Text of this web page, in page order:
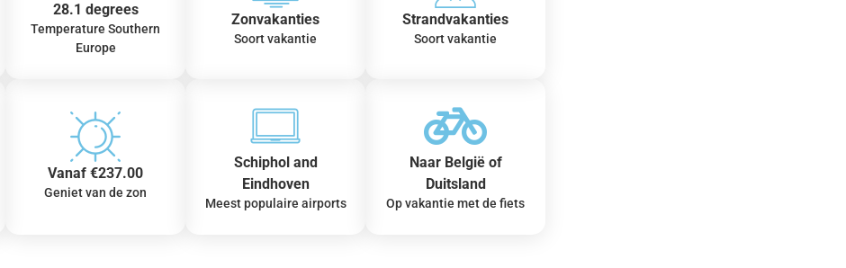
28.1 degrees
Temperature Southern
Europe
Zonvakanties
Soort vakantie
Strandvakanties
Soort vakantie
Vanaf €237.00
Geniet van de zon
Schiphol and
Eindhoven
Meest populaire airports
Naar België of
Duitsland
Op vakantie met de fiets